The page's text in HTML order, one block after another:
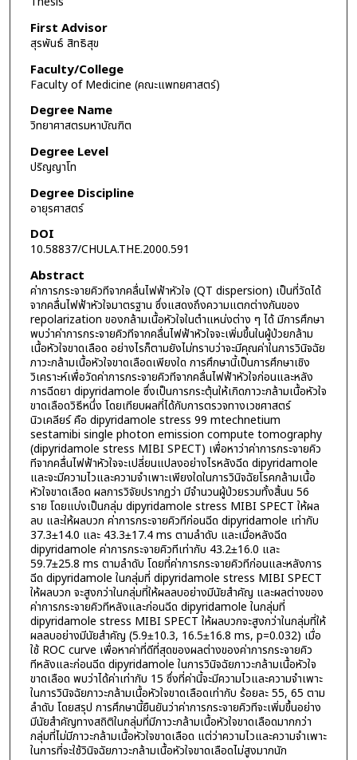
First Advisor
สุรพันธ์ สิทธิสุข
Faculty/College
Faculty of Medicine (คณะแพทยศาสตร์)
Degree Name
วิทยาศาสตรมหาบัณฑิต
Degree Level
ปริญญาโท
Degree Discipline
อายุรศาสตร์
DOI
10.58837/CHULA.THE.2000.591
Abstract
ค่าการกระจายคิวทีจากคลื่นไฟฟ้าหัวใจ (QT dispersion) เป็นที่วัดได้
จากคลื่นไฟฟ้าหัวใจมาตรฐาน ซึ่งแสดงถึงความแตกต่างกันของ
repolarization ของกล้ามเนื้อหัวใจในตำแหน่งต่าง ๆ ได้ มีการศึกษา
พบว่าค่าการกระจายคิวทีจากคลื่นไฟฟ้าหัวใจจะเพิ่มขึ้นในผู้ป่วยกล้าม
เนื้อหัวใจขาดเลือด อย่างไรก็ตามยังไม่ทราบว่าจะมีคุณค่าในการวินิจฉัย
ภาวะกล้ามเนื้อหัวใจขาดเลือดเพียงใด การศึกษานี้เป็นการศึกษาเชิง
วิเคราะห์เพื่อวัดค่าการกระจายคิวทีจากคลื่นไฟฟ้าหัวใจก่อนและหลัง
การฉีดยา dipyridamole ซึ่งเป็นการกระตุ้นให้เกิดภาวะกล้ามเนื้อหัวใจ
ขาดเลือดวิธีหนึ่ง โดยเทียบผลที่ได้กับการตรวจทางเวชศาสตร์
นิวเคลียร์ คือ dipyridamole stress 99 mtechnetium
sestamibi single photon emission compute tomography
(dipyridamole stress MIBI SPECT) เพื่อหาว่าค่าการกระจายคิว
ทีจากคลื่นไฟฟ้าหัวใจจะเปลี่ยนแปลงอย่างไรหลังฉีด dipyridamole
และจะมีความไวและความจำเพาะเพียงใดในการวินิจฉัยโรคกล้ามเนื้อ
หัวใจขาดเลือด ผลการวิจัยปรากฏว่า มีจำนวนผู้ป่วยรวมทั้งสิ้นน 56
ราย โดยแบ่งเป็นกลุ่ม dipyridamole stress MIBI SPECT ให้ผล
ลบ และให้ผลบวก ค่าการกระจายคิวทีก่อนฉีด dipyridamole เท่ากับ
37.3±14.0 และ 43.3±17.4 ms ตามลำดับ และเมื่อหลังฉีด
dipyridamole ค่าการกระจายคิวทีเท่ากับ 43.2±16.0 และ
59.7±25.8 ms ตามลำดับ โดยที่ค่าการกระจายคิวทีก่อนและหลังการ
ฉีด dipyridamole ในกลุ่มที่ dipyridamole stress MIBI SPECT
ให้ผลบวก จะสูงกว่าในกลุ่มที่ให้ผลลบอย่างมีนัยสำคัญ และผลต่างของ
ค่าการกระจายคิวทีหลังและก่อนฉีด dipyridamole ในกลุ่มที่
dipyridamole stress MIBI SPECT ให้ผลบวกจะสูงกว่าในกลุ่มที่ให้
ผลลบอย่างมีนัยสำคัญ (5.9±10.3, 16.5±16.8 ms, p=0.032) เมื่อ
ใช้ ROC curve เพื่อหาค่าที่ดีที่สุดของผลต่างของค่าการกระจายคิว
ทีหลังและก่อนฉีด dipyridamole ในการวินิจฉัยภาวะกล้ามเนื้อหัวใจ
ขาดเลือด พบว่าได้ค่าเท่ากับ 15 ซึ่งที่ค่านี้จะมีความไวและความจำเพาะ
ในการวินิจฉัยภาวะกล้ามเนื้อหัวใจขาดเลือดเท่ากับ ร้อยละ 55, 65 ตาม
ลำดับ โดยสรุป การศึกษานี้ยืนยันว่าค่าการกระจายคิวทีจะเพิ่มขึ้นอย่าง
มีนัยสำคัญทางสถิติในกลุ่มที่มีภาวะกล้ามเนื้อหัวใจขาดเลือดมากกว่า
กลุ่มที่ไม่มีภาวะกล้ามเนื้อหัวใจขาดเลือด แต่ว่าความไวและความจำเพาะ
ในการที่จะใช้วินิจฉัยภาวะกล้ามเนื้อหัวใจขาดเลือดไม่สูงมากนัก